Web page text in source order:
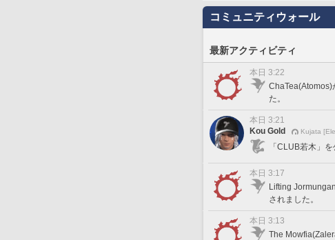
コミュニティウォール
最新アクティビティ
本日 3:22
ChaTea(Atomos)
た。
本日 3:21
Kou Gold
Kujata
「CLUB若木」を
本日 3:17
Lifting
されました。
本日 3:13
The